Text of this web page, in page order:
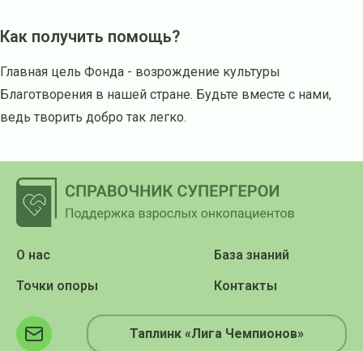
Как получить помощь?
Главная цель Фонда - возрождение культуры
Благотворения в нашей стране. Будьте вместе с нами,
ведь творить добро так легко.
О нас
База знаний
Точки опоры
Контакты
Таплинк «Лига Чемпионов»